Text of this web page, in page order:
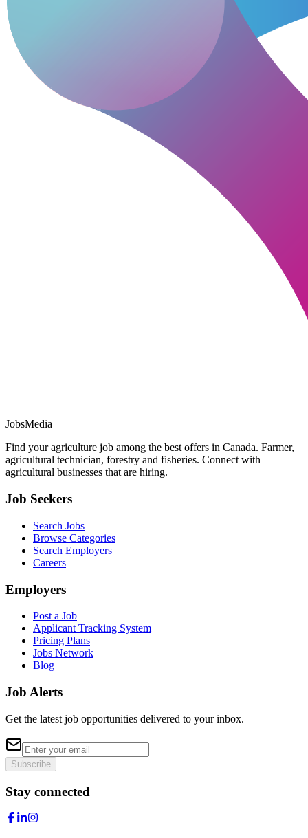
JobsMedia
Find your agriculture job among the best offers in Canada. Farmer,
agricultural technician, forestry and fisheries. Connect with
agricultural businesses that are hiring.
Job Seekers
Search Jobs
Browse Categories
Search Employers
Careers
Employers
Post a Job
Applicant Tracking System
Pricing Plans
Jobs Network
Blog
Job Alerts
Get the latest job opportunities delivered to your inbox.
Subscribe
Stay connected